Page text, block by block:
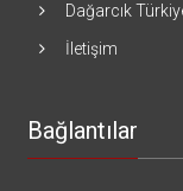
Dağarcık
İletişim
Bağlantılar